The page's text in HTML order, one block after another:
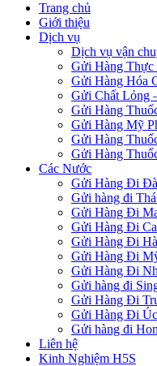
Trang chủ
Giới thiệu
Dịch vụ
Dịch vụ vận
Gửi Hàng Thực
Gửi Hàng Hóa
Gửi Chất Lỏng
Gửi Hàng
Gửi Hàng Mỹ
Gửi Hàng
Gửi Hàng
Các Nước
Gửi Hàng Đi
Gửi hàng đi
Gửi Hàng Đi
Gửi Hàng Đi
Gửi Hàng Đi
Gửi Hàng Đi
Gửi Hàng Đi
Gửi hàng đi
Gửi Hàng Đi
Gửi Hàng Đi Úc
Gửi hàng đi
Liên hệ
Kinh Nghiệm H5S